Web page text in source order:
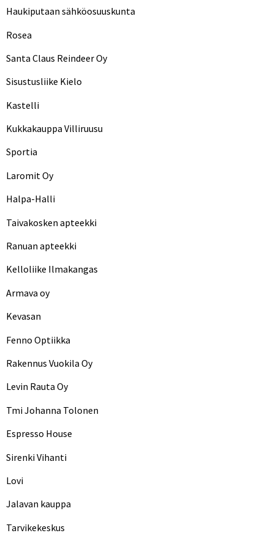
Haukiputaan sähköosuuskunta
Rosea
Santa Claus Reindeer Oy
Sisustusliike Kielo
Kastelli
Kukkakauppa Villiruusu
Sportia
Laromit Oy
Halpa-Halli
Taivakosken apteekki
Ranuan apteekki
Kelloliike Ilmakangas
Armava oy
Kevasan
Fenno Optiikka
Rakennus Vuokila Oy
Levin Rauta Oy
Tmi Johanna Tolonen
Espresso House
Sirenki Vihanti
Lovi
Jalavan kauppa
Tarvikekeskus